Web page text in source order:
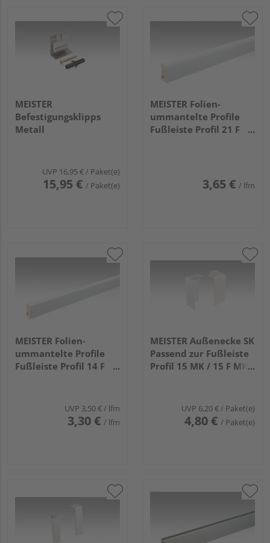
MEISTER
Befestigungsklipps
Metall
UVP 16,95 €/ Paket(e)
15,95 € / Paket(e)
MEISTER Folien-
ummantelte Profile
Fußleiste Profil 21 F
3,65 € / lfm
MEISTER Folien-
ummantelte Profile
Fußleiste Profil 14 F
UVP 3,50 €/ lfm
3,30 € / lfm
MEISTER Außenecke SK
Passend zur Fußleiste
Profil 15 MK / 15 F MK /
UVP 6,20 €/ Paket(e)
4,80 € / Paket(e)